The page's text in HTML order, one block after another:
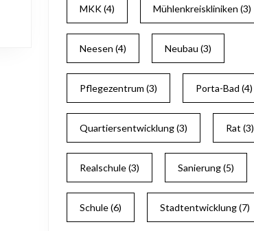
MKK(4) Mühlenkreiskliniken (3)
Neesen (4) Neubau (3)
Pflegezentrum (3) Porta-Bad (4)
Quartiersentwicklung(3) Rat (3)
Realschule(3) Sanierung(5)
Schule(6) Stadtentwicklung(7)